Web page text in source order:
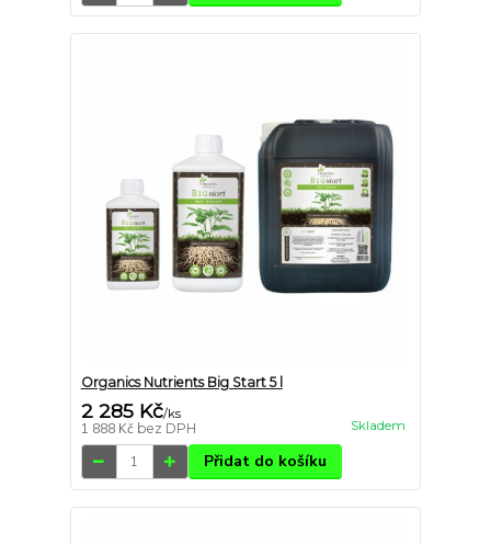
Organics Nutrients Big Start 5 l
2 285 Kč/ks
1 888 Kč bez DPH Skladem
Přidat do košíku